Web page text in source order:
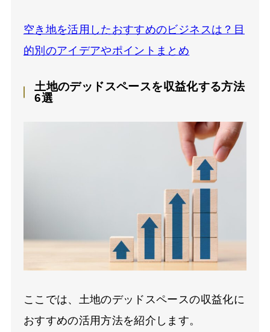
空き地を活用したおすすめのビジネスは？目
的別のアイデアやポイントまとめ
土地のデッドスペースを収益化する方法
6選
ここでは、土地のデッドスペースの収益化に
おすすめの活用方法を紹介します。